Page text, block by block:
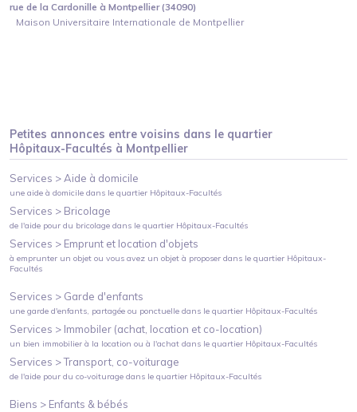
rue de la Cardonille à Montpellier (34090)
Maison Universitaire Internationale de Montpellier
Petites annonces entre voisins dans le quartier
Hôpitaux-Facultés à Montpellier
Services >Aide à domicile
une aide à domicile dans le quartier Hôpitaux-Facultés
Services > Bricolage
de l'aide pour du bricolage dans le quartier Hôpitaux-Facultés
Services > Emprunt et location d'objets
à emprunter un objet ou vous avez un objet à proposer dans le quartier Hôpitaux-
Facultés
Services > Garde d'enfants
une garde d'enfants, partagée ou ponctuelle dans le quartier Hôpitaux-Facultés
Services > Immobiler (achat, location et co-location)
un bien immobilier à la location ou à l'achat dans le quartier Hôpitaux-Facultés
Services >Transport, co-voiturage
de l'aide pour du co-voiturage dans le quartier Hôpitaux-Facultés
Biens > Enfants & bébés